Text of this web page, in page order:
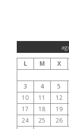
L M X
3
4 5
10
11 12
17
18 19
24
25 26